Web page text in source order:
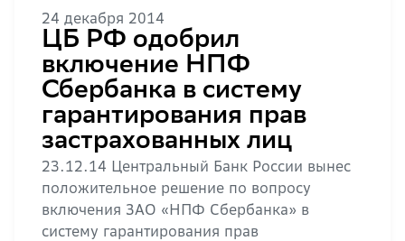
24 декабря 2014
ЦБ РФ одобрил
включение НПФ
Сбербанка в систему
гарантирования прав
застрахованных лиц
23.12.14 Центральный Банк России вынес
положительное решение по вопросу
включения ЗАО «НПФ Сбербанка» в
систему гарантирования прав